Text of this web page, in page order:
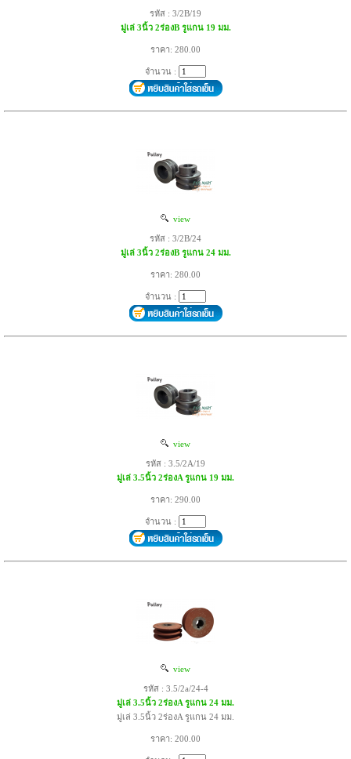
รหัส : 3/2B/19
มู่เล่ 3นิ้ว 2ร่องB รูแกน 19 มม.
ราคา: 280.00
จำนวน :
view
รหัส : 3/2B/24
มู่เล่ 3นิ้ว 2ร่องB รูแกน 24 มม.
ราคา: 280.00
จำนวน :
view
รหัส : 3.5/2A/19
มู่เล่ 3.5นิ้ว 2ร่องA รูแกน 19 มม.
ราคา: 290.00
จำนวน :
view
รหัส : 3.5/2a/24-4
มู่เล่ 3.5นิ้ว 2ร่องA รูแกน 24 มม.
มู่เล่ 3.5นิ้ว 2ร่องA รูแกน 24 มม.
ราคา: 200.00